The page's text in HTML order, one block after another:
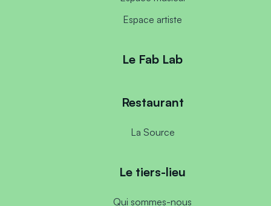
Espace artiste
Le Fab Lab
Restaurant
La Source
Le tiers-lieu
Qui sommes-nous